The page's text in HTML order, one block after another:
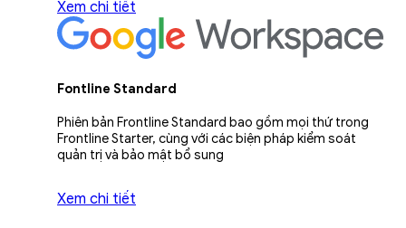
Xem chi tiết
Fontline Standard
Phiên bản Frontline Standard bao gồm mọi thứ trong
Frontline Starter, cùng với các biện pháp kiểm soát
quản trị và bảo mật bổ sung
Xem chi tiết